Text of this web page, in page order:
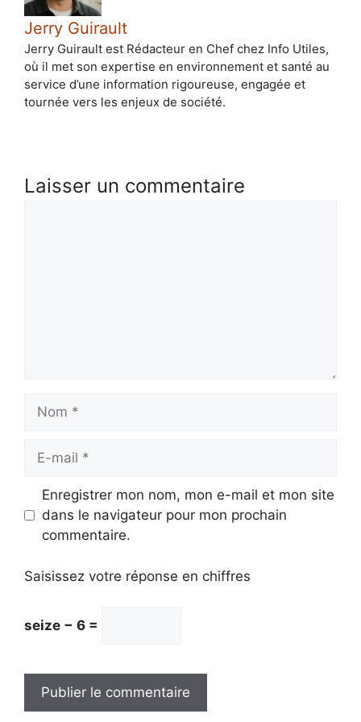
Jerry Guirault
Jerry Guirault est Rédacteur en Chef chez Info Utiles,
où il met son expertise en environnement et santé au
service d’une information rigoureuse, engagée et
tournée vers les enjeux de société.
Laisser un commentaire
Nom
Enregistrer mon nom, mon e-mail et mon site
dans le navigateur pour mon prochain
commentaire.
Saisissez votre réponse en chiffres
seize − 6 =